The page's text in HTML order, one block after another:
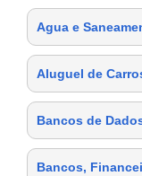
Agua e
Aluguel de
Bancos de
Bancos,